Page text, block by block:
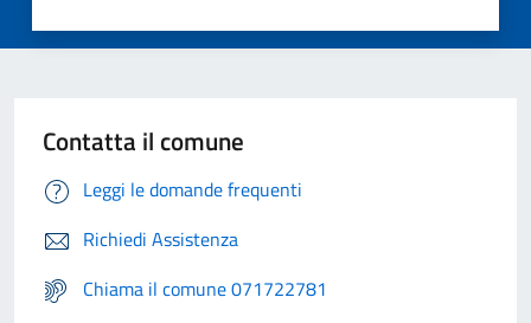
Contatta il comune
Leggi le domande frequenti
Richiedi Assistenza
Chiama il comune 071722781